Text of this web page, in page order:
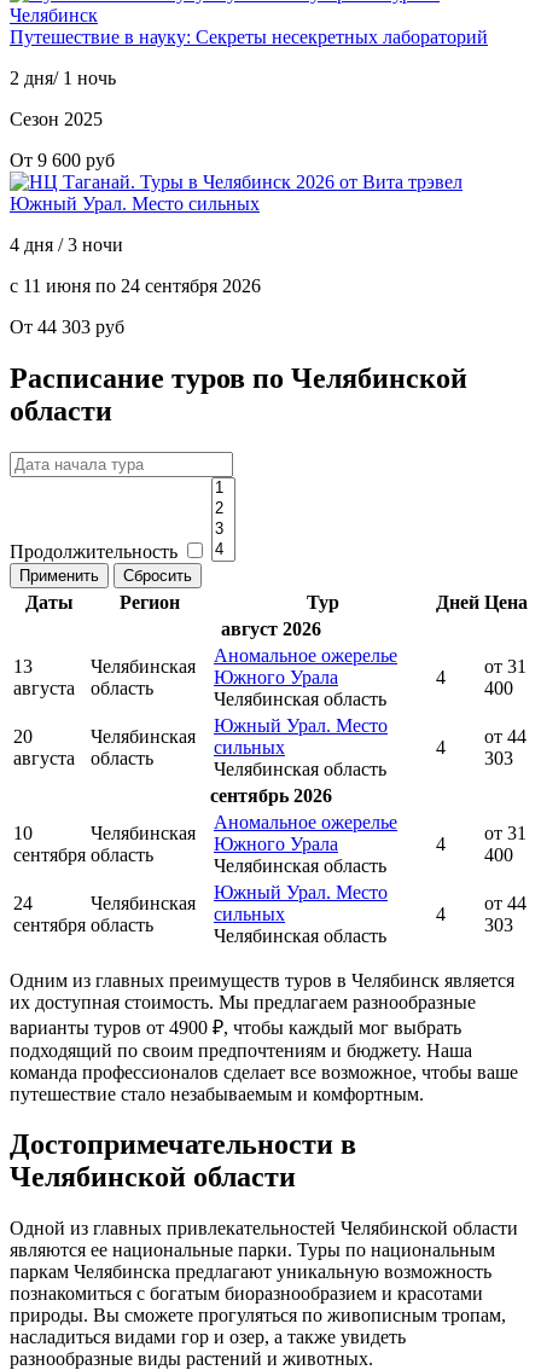
Путешествие в науку: Секреты несекретных лабораторий
2 дня/ 1 ночь
Сезон 2025
От 9 600 руб
Южный Урал. Место сильных
4 дня / 3 ночи
с 11 июня по 24 сентября 2026
От 44 303 руб
Расписание туров по Челябинской
области
Продолжительность
Даты Регион Тур Дней Цена
август 2026
13
августа
Челябинская
область
Аномальное ожерелье
Южного Урала
Челябинская область
4
от 31
400
20
августа
Челябинская
область
Южный Урал. Место
сильных
Челябинская область
4
от 44
303
сентябрь 2026
10
сентября
Челябинская
область
Аномальное ожерелье
Южного Урала
Челябинская область
4
от 31
400
24
сентября
Челябинская
область
Южный Урал. Место
сильных
Челябинская область
4
от 44
303
Одним из главных преимуществ туров в Челябинск является
их доступная стоимость. Мы предлагаем разнообразные
варианты туров от 4900 ₽, чтобы каждый мог выбрать
подходящий по своим предпочтениям и бюджету. Наша
команда профессионалов сделает все возможное, чтобы ваше
путешествие стало незабываемым и комфортным.
Достопримечательности в
Челябинской области
Одной из главных привлекательностей Челябинской области
являются ее национальные парки. Туры по национальным
паркам Челябинска предлагают уникальную возможность
познакомиться с богатым биоразнообразием и красотами
природы. Вы сможете прогуляться по живописным тропам,
насладиться видами гор и озер, а также увидеть
разнообразные виды растений и животных.